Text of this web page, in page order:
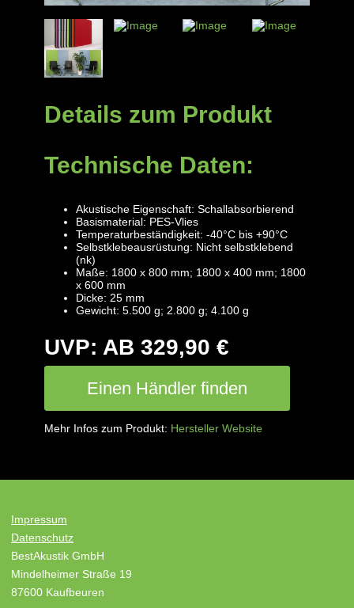
Details zum Produkt
Technische Daten:
Akustische Eigenschaft: Schallabsorbierend
Basismaterial: PES-Vlies
Temperaturbeständigkeit: -40°C bis +90°C
Selbstklebeausrüstung: Nicht selbstklebend
(nk)
Maße: 1800 x 800 mm; 1800 x 400 mm; 1800
x 600 mm
Dicke: 25 mm
Gewicht: 5.500 g; 2.800 g; 4.100 g
UVP: AB 329,90 €
Einen Händler finden
Mehr Infos zum Produkt: Hersteller Website
Impressum
Datenschutz
BestAkustik GmbH
Mindelheimer Straße 19
87600 Kaufbeuren